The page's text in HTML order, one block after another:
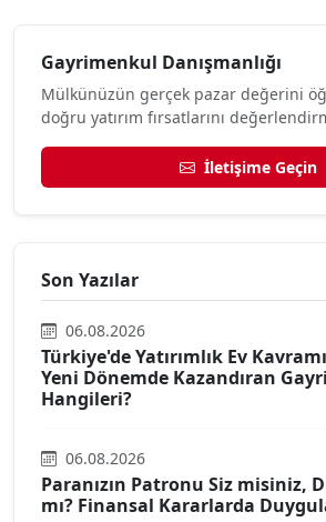
Gayrimenkul Danışmanlığı
Mülkünüzün gerçek pazar değerini
doğru yatırım fırsatlarını
İletişime Geçin
Son Yazılar
06.08.2026
Türkiye'de Yatırımlık Ev
Yeni Dönemde Kazandıran
Hangileri?
06.08.2026
Paranızın Patronu Siz misiniz,
mı? Finansal Kararlarda